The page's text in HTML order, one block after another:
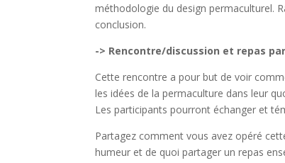
méthodologie du design permaculturel.
conclusion.
-> Rencontre/discussion et repas
Cette rencontre a pour but de voir
les idées de la permaculture dans leur
Les participants pourront échanger et
Partagez comment vous avez opéré
humeur et de quoi partager un repas